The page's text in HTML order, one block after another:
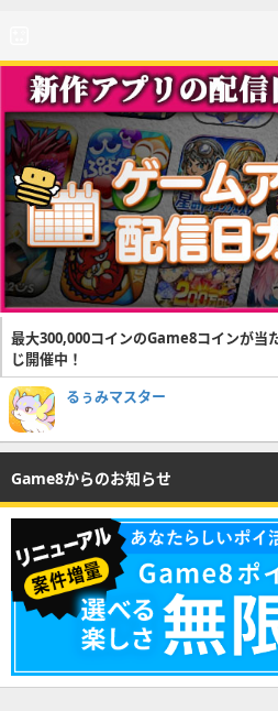
最大300,000コインのGame8コインが当
じ開催中！
るぅみマスター
Game8からのお知らせ